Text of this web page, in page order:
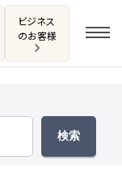
ビジネス
のお客様